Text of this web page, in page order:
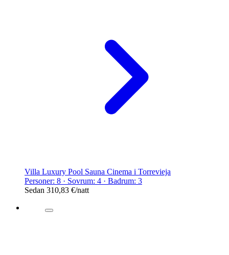
Villa Luxury Pool Sauna Cinema i Torrevieja
Personer: 8 · Sovrum: 4 · Badrum: 3
Sedan 310,83 €/natt